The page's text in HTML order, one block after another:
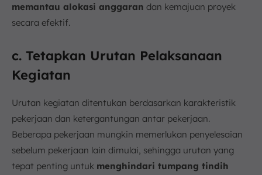
memantau alokasi anggaran dan kemajuan proyek
secara efektif.
c. Tetapkan Urutan Pelaksanaan
Kegiatan
Urutan kegiatan ditentukan berdasarkan karakteristik
pekerjaan dan ketergantungan antar pekerjaan.
Beberapa pekerjaan mungkin memerlukan penyelesaian
sebelum pekerjaan lain dimulai, sehingga urutan yang
tepat penting untuk menghindari tumpang tindih